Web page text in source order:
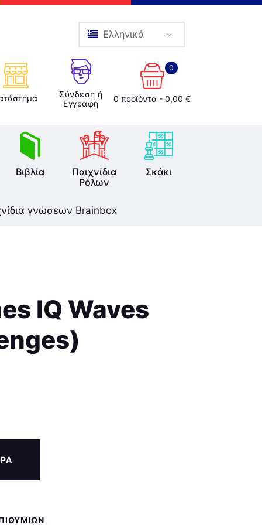
Ελληνικά
Σύνδεση ή
Εγγραφή
0 προϊόντα - 0,00 €
0
Βιβλία
Παιχνίδια
Ρόλων
Σκάκι
γνώσεων Brainbox
IQ Waves